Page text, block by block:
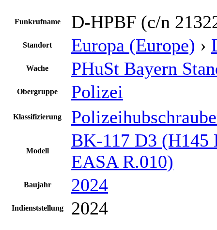
Funkrufname D-HPBF (c/n
Standort Europa (Europe) ›
Wache PHuSt Bayern
Obergruppe Polizei
Klassifizierung
Modell
BK-117 D3
EASA R.010)
Baujahr 2024
Indienststellung
2024